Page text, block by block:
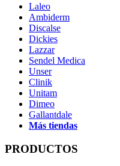
Laleo
Ambiderm
Discalse
Dickies
Lazzar
Sendel Medica
Unser
Clinik
Unitam
Dimeo
Gallantdale
Más tiendas
PRODUCTOS